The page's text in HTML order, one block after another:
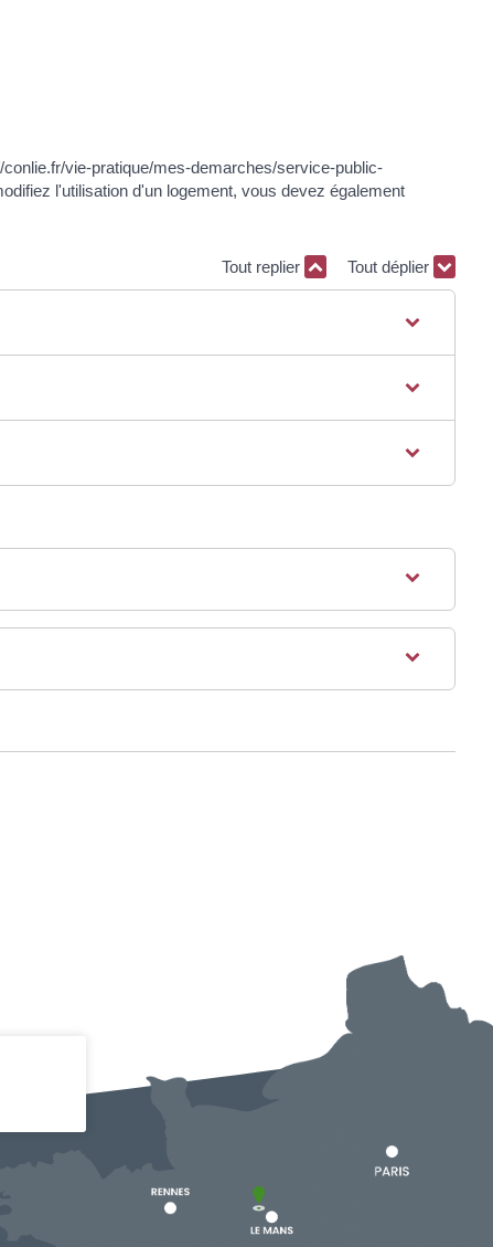
vie-pratique/mes-demarches/service-public-
l'utilisation d'un logement, vous devez également
Tout replier Tout déplier